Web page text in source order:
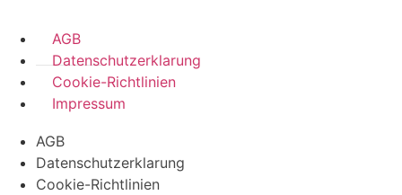
AGB
Datenschutzerklarung
Cookie-Richtlinien
Impressum
AGB
Datenschutzerklarung
Cookie-Richtlinien